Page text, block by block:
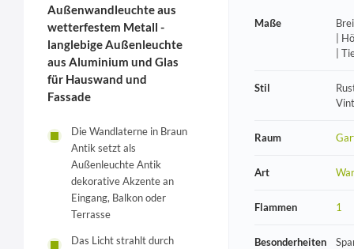
Außenwandleuchte aus
wetterfestem Metall -
langlebige Außenleuchte
aus Aluminium und Glas
für Hauswand und
Fassade
Die Wandlaterne in Braun
Antik setzt als
Außenleuchte Antik
dekorative Akzente an
Eingang, Balkon oder
Terrasse
Das Licht strahlt durch
Maße
|
|
Stil
Raum
Art
Flammen 1
Besonderheiten